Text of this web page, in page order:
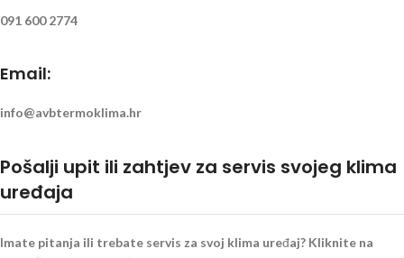
091 600 2774
Email:
info@avbtermoklima.hr
Pošalji upit ili zahtjev za servis svojeg klima
uređaja
Imate pitanja ili trebate servis za svoj klima uređaj? Kliknite na